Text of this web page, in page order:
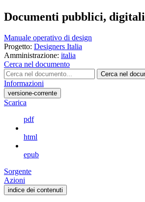
Documenti pubblici,
Manuale operativo di design
Progetto: Designers Italia
Amministrazione: italia
Cerca nel documento
Cerca nel
Informazioni
versione-corrente
Scarica
pdf
html
epub
Sorgente
Azioni
indice dei contenuti